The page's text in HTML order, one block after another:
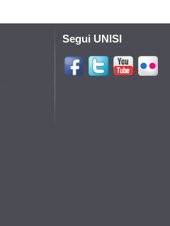
Segui UNISI